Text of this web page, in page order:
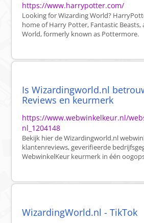
https://www.harrypotter.com/
Looking for Wizarding World?
home of Harry Potter, Fantastic Beasts,
World, formerly known as Pottermore.
Is Wizardingworld.nl
Reviews en keurmerk
https://www.webwinkelkeur.nl/
nl_1204148
Bekijk hier de Wizardingworld.nl
klantenreviews, geverifieerde
WebwinkelKeur keurmerk in één
WizardingWorld.nl - TikTok